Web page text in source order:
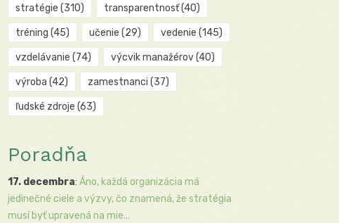
stratégie (310) transparentnosť(40)
tréning (45) učenie (29) vedenie (145)
vzdelávanie (74) výcvik manažérov(40)
výroba (42) zamestnanci (37)
ľudské zdroje (63)
Poradňa
17. decembra: Áno, každá organizácia má
jedinečné ciele a výzvy, čo znamená, že stratégia
musí byť upravená na mie...